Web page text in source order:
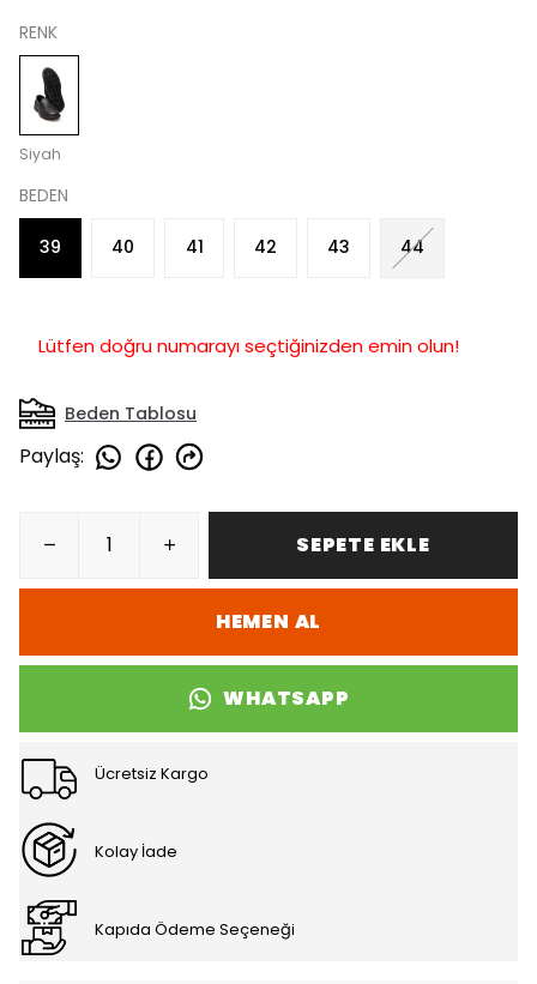
RENK
Siyah
BEDEN
39 40 41 42 43 44
Lütfen doğru numarayı seçtiğinizden emin olun!
Beden Tablosu
Paylaş:
SEPETE EKLE
HEMEN AL
WHATSAPP
Ücretsiz Kargo
Kolay İade
Kapıda Ödeme Seçeneği